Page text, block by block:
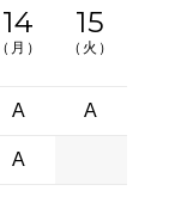
14
（月）
15
（火）
A A
A